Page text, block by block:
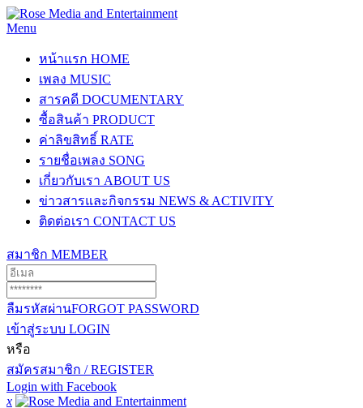
Menu
หน้าแรก HOME
เพลง MUSIC
สารคดี DOCUMENTARY
ซื้อสินค้า PRODUCT
ค่าลิขสิทธิ์ RATE
รายชื่อเพลง SONG
เกี่ยวกับเรา ABOUT US
ข่าวสารและกิจกรรม NEWS & ACTIVITY
ติดต่อเรา CONTACT US
สมาชิก MEMBER
ลืมรหัสผ่านFORGOT PASSWORD
เข้าสู่ระบบ LOGIN
หรือ
สมัครสมาชิก / REGISTER
Login with Facebook
x